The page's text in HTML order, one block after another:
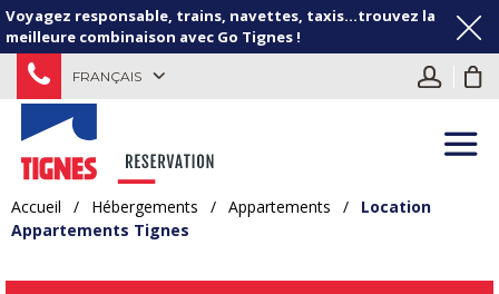
Voyagez responsable, trains, navettes, taxis...trouvez la
meilleure combinaison avec Go Tignes !
FRANÇAIS
Accueil / Hébergements / Appartements /
Location
Appartements Tignes